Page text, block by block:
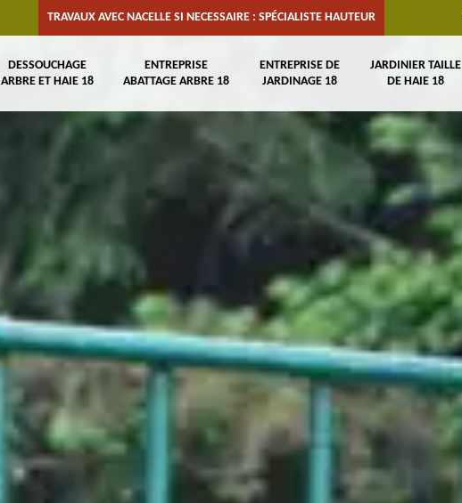
TRAVAUX AVEC NACELLE SI NECESSAIRE : SPÉCIALISTE HAUTEUR
DESSOUCHAGE
ARBRE ET HAIE 18
ENTREPRISE
ABATTAGE ARBRE 18
ENTREPRISE DE
JARDINAGE 18
JARDINIER TAILLE
DE HAIE 18